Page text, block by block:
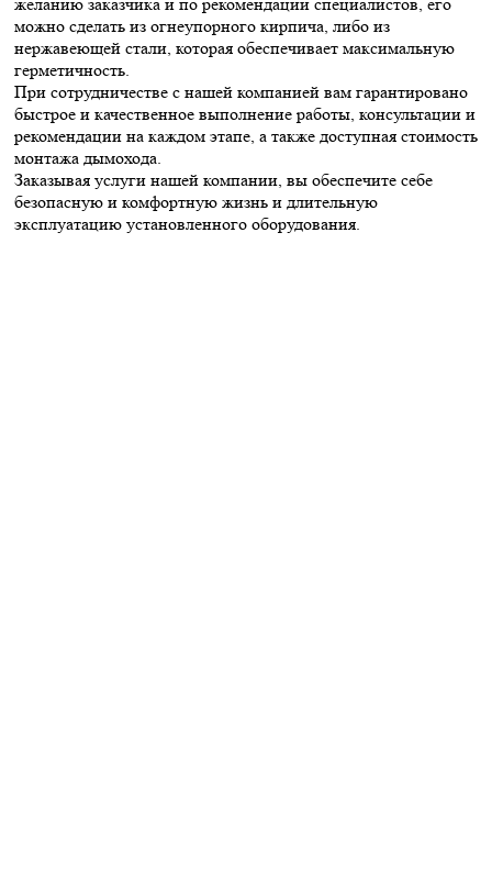
можно сделать из огнеупорного кирпича, либо из
нержавеющей стали, которая обеспечивает максимальную
герметичность.
При сотрудничестве с нашей компанией вам гарантировано
быстрое и качественное выполнение работы, консультации и
рекомендации на каждом этапе, а также доступная стоимость
монтажа дымохода.
Заказывая услуги нашей компании, вы обеспечите себе
безопасную и комфортную жизнь и длительную
эксплуатацию установленного оборудования.